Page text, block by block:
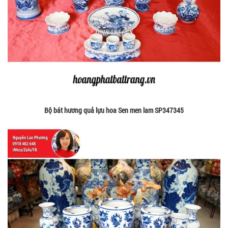
Bộ bát hương quả lựu hoa Sen men lam SP347345